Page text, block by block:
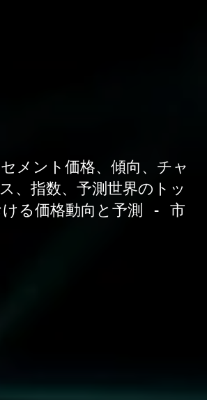
メント価格、傾向、チャ
、指数、予測世界のトッ
ける価格動向と予測 - 市